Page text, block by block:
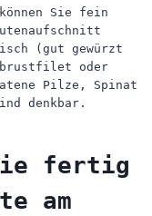
Sie fein
(gut gewürzt
oder
Pilze, Spinat
denkbar.
fertig
am